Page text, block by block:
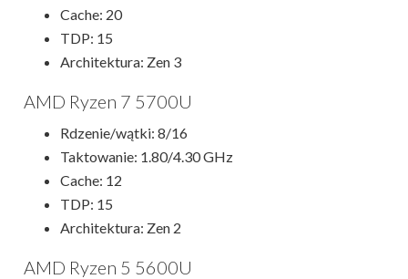
Cache: 20
TDP: 15
Architektura: Zen 3
AMD Ryzen 7 5700U
Rdzenie/wątki: 8/16
Taktowanie: 1.80/4.30 GHz
Cache: 12
TDP: 15
Architektura: Zen 2
AMD Ryzen 5 5600U